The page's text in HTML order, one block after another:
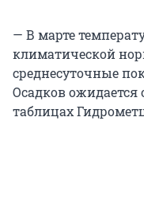
— В марте
климатической
среднесуточные
Осадков
таблицах